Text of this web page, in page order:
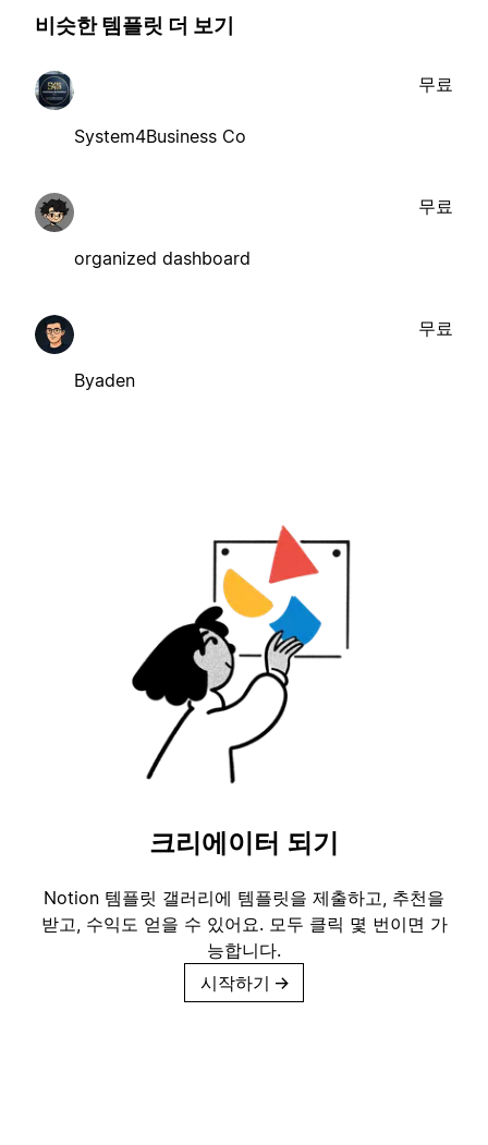
비슷한 템플릿 더 보기
System4Business Co
무료
organized dashboard
무료
Byaden
무료
크리에이터 되기
Notion 템플릿 갤러리에 템플릿을 제출하고, 추천을
받고, 수익도 얻을 수 있어요. 모두 클릭 몇 번이면 가
능합니다.
시작하기 →